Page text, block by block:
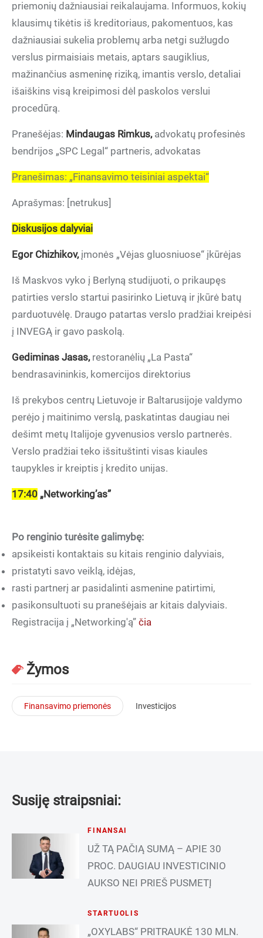
priemonių dažniausiai reikalaujama. Informuos, kokių
klausimų tikėtis iš kreditoriaus, pakomentuos, kas
dažniausiai sukelia problemų arba netgi sužlugdo
verslus pirmaisiais metais, aptars saugiklius,
mažinančius asmeninę riziką, imantis verslo, detaliai
išaiškins visą kreipimosi dėl paskolos verslui
procedūrą.
Pranešėjas: Mindaugas Rimkus, advokatų profesinės
bendrijos „SPC Legal“ partneris, advokatas
Pranešimas: „Finansavimo teisiniai aspektai“
Aprašymas: [netrukus]
Diskusijos dalyviai
Egor Chizhikov, įmonės „Vėjas gluosniuose“ įkūrėjas
Iš Maskvos vyko į Berlyną studijuoti, o prikaupęs
patirties verslo startui pasirinko Lietuvą ir įkūrė batų
parduotuvėlę. Draugo patartas verslo pradžiai kreipėsi
į INVEGĄ ir gavo paskolą.
Gediminas Jasas, restoranėlių „La Pasta“
bendrasavininkis, komercijos direktorius
Iš prekybos centrų Lietuvoje ir Baltarusijoje valdymo
perėjo į maitinimo verslą, paskatintas daugiau nei
dešimt metų Italijoje gyvenusios verslo partnerės.
Verslo pradžiai teko išsituštinti visas kiaules
taupykles ir kreiptis į kredito unijas.
17:40 „Networking’as”
Po renginio turėsite galimybę:
apsikeisti kontaktais su kitais renginio dalyviais,
pristatyti savo veiklą, idėjas,
rasti partnerį ar pasidalinti asmenine patirtimi,
pasikonsultuoti su pranešėjais ar kitais dalyviais.
Registracija į „Networking'ą” čia
Žymos
Finansavimo priemonės Investicijos
Susiję straipsniai:
FINANSAI
UŽ TĄ PAČIĄ SUMĄ – APIE 30
PROC. DAUGIAU INVESTICINIO
AUKSO NEI PRIEŠ PUSMETĮ
STARTUOLIS
„OXYLABS“ PRITRAUKĖ 130 MLN.